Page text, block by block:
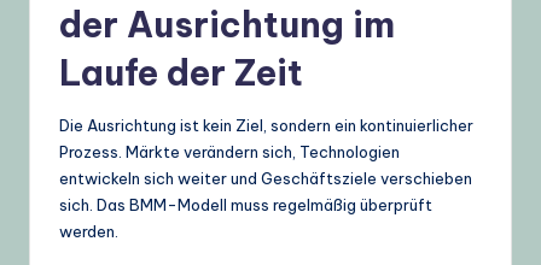
der Ausrichtung im
Laufe der Zeit
Die Ausrichtung ist kein Ziel, sondern ein kontinuierlicher
Prozess. Märkte verändern sich, Technologien
entwickeln sich weiter und Geschäftsziele verschieben
sich. Das BMM-Modell muss regelmäßig überprüft
werden.